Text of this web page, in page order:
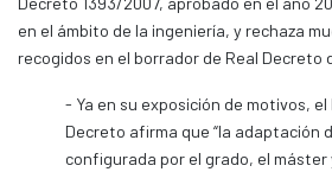
en el ámbito de la ingeniería, y rechaza
recogidos en el borrador de Real Decreto
- Ya en su exposición de motivos,
Decreto afirma que “la adaptación
configurada por el grado, el